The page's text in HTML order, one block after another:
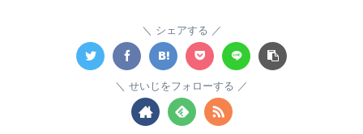
シェアする
せいじをフォローする